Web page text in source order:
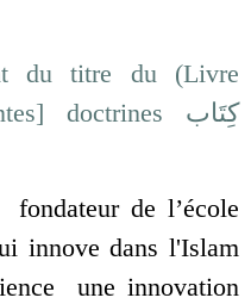
du titre du (Livre
doctrines كِتَاب
de l’école
innove dans l'Islam
une innovation